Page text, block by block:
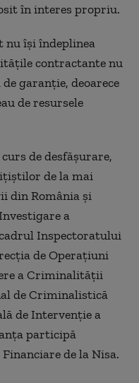
în interes propriu.
nu îşi îndeplinea
contractante nu
garanţie, deoarece
de resursele
de desfăşurare,
de la mai
din România şi
a
Inspectoratului
de Operaţiuni
a Criminalităţii
de Criminalistică
de Intervenţie a
participă
de la Nisa.